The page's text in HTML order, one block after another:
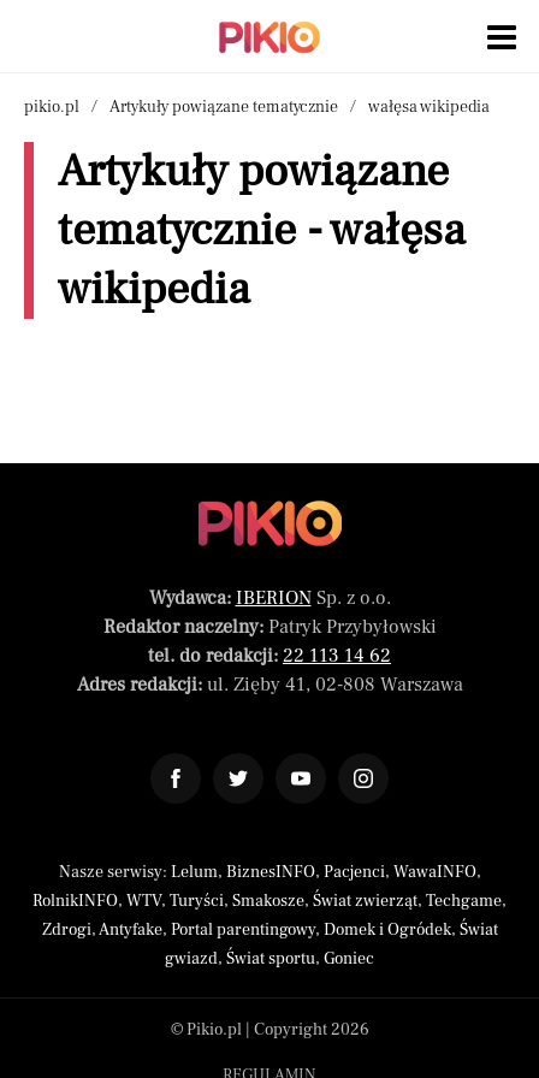
pikio.pl Artykuły powiązane tematycznie wałęsa wikipedia
Artykuły powiązane
tematycznie - wałęsa
wikipedia
Wydawca: IBERIONSp. z o.o.
Redaktor naczelny:Patryk Przybyłowski
tel. do redakcji: 22 113 14 62
Adres redakcji:ul. Zięby 41, 02-808 Warszawa
Nasze serwisy: Lelum, BiznesINFO, Pacjenci, WawaINFO,
RolnikINFO, WTV, Turyści, Smakosze, Świat zwierząt, Techgame,
Zdrogi,Antyfake, Portal parentingowy, Domek i Ogródek, Świat
gwiazd, Świat sportu, Goniec
© Pikio.pl | Copyright 2026